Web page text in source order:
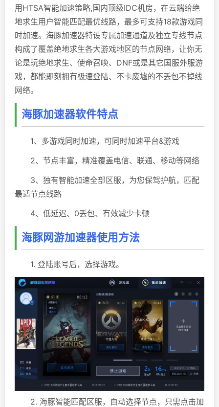
用HTSA智能加速策略,国内顶级IDC机房，在云端给绝
地求生用户智能匹配最优线路，最多可支持18款游戏同
时加速。海豚加速器特设专属加速通道及独立专线节点
构成了覆盖绝地求生各大游戏地区的节点网络，让你无
论是玩绝地求生、使命召唤、DNF或是其它国服外服游
戏，都能即刻拥有极速登陆、不卡废墟的不丢包不掉线
网络。
海豚加速器软件特点
1、多游戏同时加速，可同时加速平台&游戏
2、节点丰富，精准覆盖电信、联通、移动等网络
3、独有智能加速全部区服，为您保驾护航，匹配
最适节点线路
4、低延迟、0丢包、有效减少卡顿
海豚网游加速器使用方法
1. 登陆账号后，选择游戏。
2. 海豚智能匹配区服，自动选择节点，只需点击加